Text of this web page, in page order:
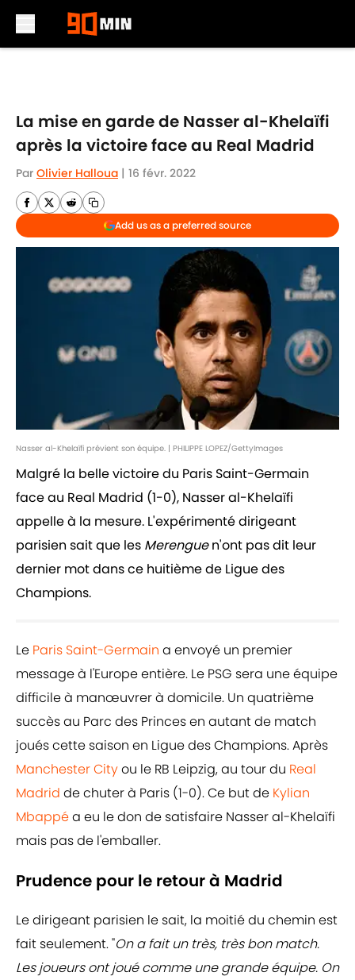
La mise en garde de Nasser al-Khelaïfi
après la victoire face au Real Madrid
Par Olivier Halloua | 16 févr. 2022
Add us as a preferred source
Nasser al-Khelaïfi prévient son équipe. | PHILIPPE LOPEZ/GettyImages
Malgré la belle victoire du Paris Saint-Germain
face au Real Madrid (1-0), Nasser al-Khelaïfi
appelle à la mesure. L'expérimenté dirigeant
parisien sait que les Merenguen'ont pas dit leur
dernier mot dans ce huitième de Ligue des
Champions.
Le Paris Saint-Germain a envoyé un premier
message à l'Europe entière. Le PSG sera une équipe
difficile à manœuvrer à domicile. Un quatrième
succès au Parc des Princes en autant de match
joués cette saison en Ligue des Champions. Après
Manchester Cityou le RB Leipzig, au tour du Real
Madrid de chuter à Paris (1-0). Ce but de Kylian
Mbappéa eu le don de satisfaire Nasser al-Khelaïfi
mais pas de l'emballer.
Prudence pour le retour à Madrid
Le dirigeant parisien le sait, la moitié du chemin est
fait seulement. "On a fait un très, très bon match.
Les joueurs ont joué comme une grande équipe. On